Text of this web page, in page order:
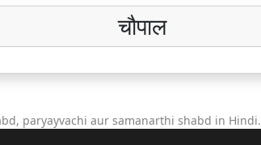
चौपाल
paryayvachi aur samanarthi shabd in Hindi.